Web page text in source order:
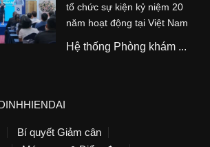
tổ chức sự kiện kỷ niệm 20
năm hoạt động tại Việt Nam
Hệ thống Phòng khám ...
Bí quyết Giảm cân